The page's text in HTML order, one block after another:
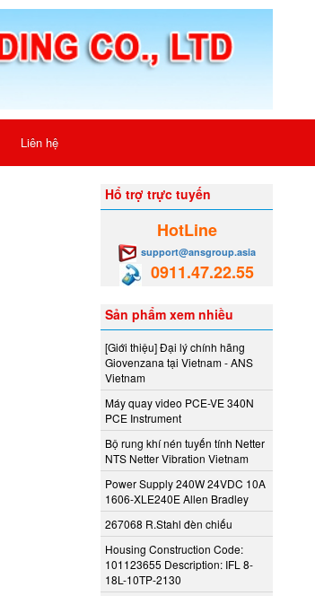
Liên hệ
Hổ trợ trực tuyến
HotLine
support@ansgroup.asia
0911.47.22.55
Sản phẩm xem nhiều
[Giới thiệu] Đại lý chính hãng
Giovenzana tại Vietnam - ANS
Vietnam
Máy quay video PCE-VE 340N
PCE Instrument
Bộ rung khí nén tuyến tính Netter
NTS Netter Vibration Vietnam
Power Supply 240W 24VDC 10A
1606-XLE240E Allen Bradley
267068 R.Stahl đèn chiếu
Housing Construction Code:
101123655 Description: IFL 8-
18L-10TP-2130